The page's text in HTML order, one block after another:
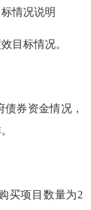
情况说明
目标情况。
券资金情况，
买项目数量为2